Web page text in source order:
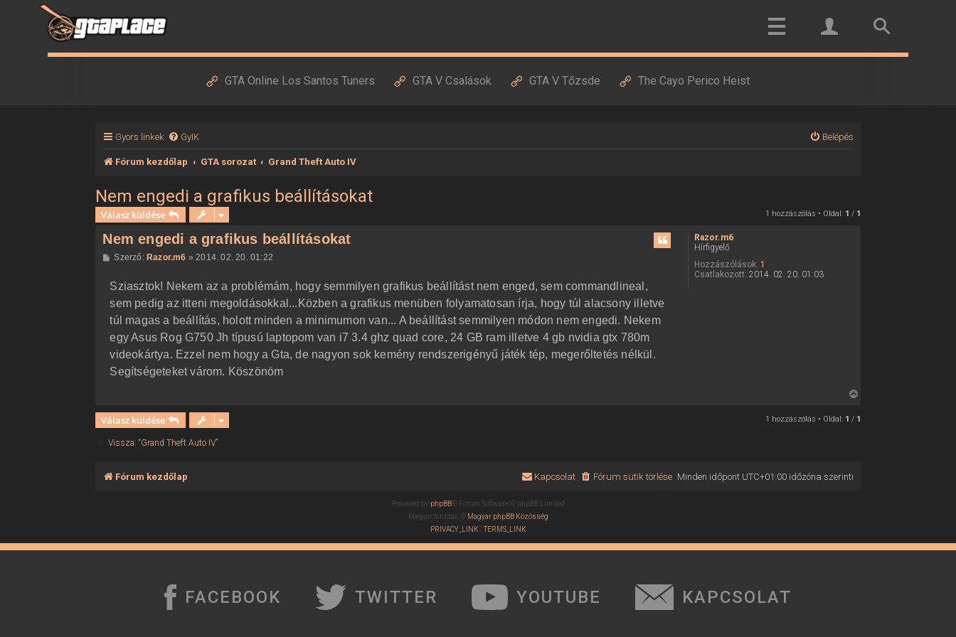
GTA Online Los Santos Tuners GTA V Csalások GTA V Tőzsde The Cayo Perico Heist
Gyors linkek GyIK Belépés
Fórum kezdőlap GTA sorozat Grand Theft Auto IV
Nem engedi a grafikus beállításokat
Válasz küldése 1 hozzászólás • Oldal: 1 / 1
Razor.m6
Hírfigyelő
Hozzászólások: 1
Csatlakozott: 2014. 02. 20. 01:03
Nem engedi a grafikus beállításokat
H
z
s
z
ó
l
s
Szerző: Razor.m6 »2014. 02. 20. 01:22
Sziasztok! Nekem az a problémám, hogy semmilyen grafikus beállítást nem enged, sem commandlineal,
sem pedig az itteni megoldásokkal...Közben a grafikus menüben folyamatosan írja, hogy túl alacsony illetve
túl magas a beállítás, holott minden a minimumon van... A beállítást semmilyen módon nem engedi. Nekem
egy Asus Rog G750 Jh típusú laptopom van i7 3.4 ghz quad core, 24 GB ram illetve 4 gb nvidia gtx 780m
videokártya. Ezzel nem hogy a Gta, de nagyon sok kemény rendszerigényű játék tép, megerőltetés nélkül.
Segítségeteket várom. Köszönöm
s
j
Válasz küldése 1 hozzászólás • Oldal: 1 / 1
Vissza: “Grand Theft Auto IV”
Fórum kezdőlap Minden időpont UTC+01:00időzóna szerinti
Fórum sütik törlése
Kapcsolat
Powered by phpBB® Forum Software © phpBB Limited
Magyar fordítás © Magyar phpBB Közösség
PRIVACY_LINK|TERMS_LINK
FACEBOOK TWITTER YOUTUBE KAPCSOLAT